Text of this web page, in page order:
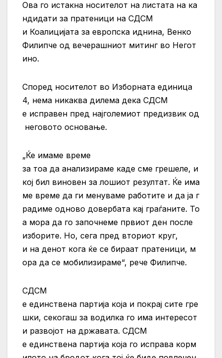
Ова го истакна носителот на листата на ка
ндидати за пратеници на СДСМ
и Коалицијата за европска иднина, Венко
Филипче од вечерашниот митинг во Негот
ино.
Според носителот во Изборната единица
4, нема никаква дилема дека СДСМ
е исправен пред најголемиот предизвик од
неговото основање.
„Ќе имаме време
за тоа да анализираме каде сме грешеле, и
кој бил виновен за лошиот резултат. Ќе има
ме време да ги менуваме работите и да ја г
радиме одново довербата кај граѓаните. То
а мора да го започнеме првиот ден после
изборите. Но, сега пред вториот круг,
и на денот кога ќе се бираат пратеници, м
ора да се мобилизираме“, рече Филипче.
СДСМ
е единствена партија која и покрај сите гре
шки, секогаш за водилка го има интересот
и развојот на државата. СДСМ
е единствена партија која го исправа корм